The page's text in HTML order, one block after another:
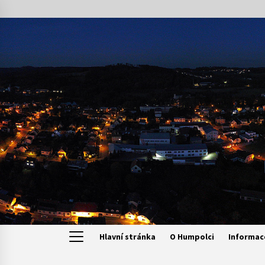
to
content
Hlavní stránka O Humpolci